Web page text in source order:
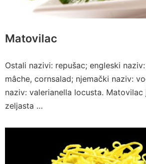
Matovilac
Ostali nazivi: repušac; engleski naziv:
mâche, cornsalad; njemački naziv:
naziv: valerianella locusta.
zeljasta …